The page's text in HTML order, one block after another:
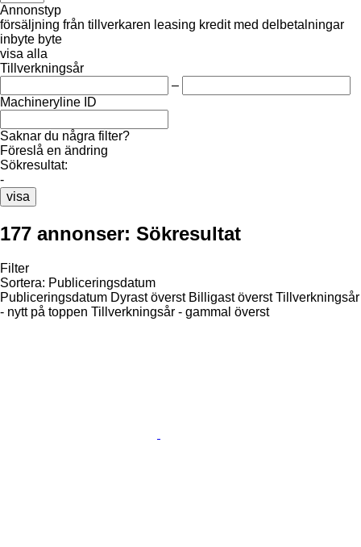
Annonstyp
försäljning från tillverkaren leasing kredit med delbetalningar
inbyte byte
visa alla
Tillverkningsår
–
Machineryline ID
Saknar du några filter?
Föreslå en ändring
Sökresultat:
-
visa
177 annonser: Sökresultat
Filter
Sortera: Publiceringsdatum
Publiceringsdatum Dyrast överst Billigast överst Tillverkningsår
- nytt på toppen Tillverkningsår - gammal överst